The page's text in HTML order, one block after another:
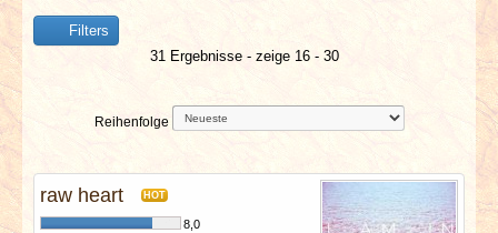
BERICHTE
VERLOSUNGEN
SPECIALS
Filters
31 Ergebnisse - zeige 16 - 30
Reihenfolge
raw heart HOT
8,0